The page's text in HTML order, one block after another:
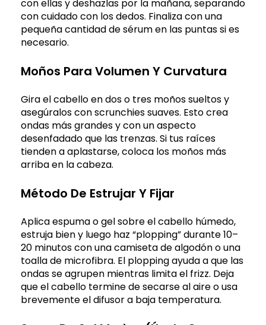
con ellas y deshazlas por la mañana, separando
con cuidado con los dedos. Finaliza con una
pequeña cantidad de sérum en las puntas si es
necesario.
Moños Para Volumen Y Curvatura
Gira el cabello en dos o tres moños sueltos y
asegúralos con scrunchies suaves. Esto crea
ondas más grandes y con un aspecto
desenfadado que las trenzas. Si tus raíces
tienden a aplastarse, coloca los moños más
arriba en la cabeza.
Método De Estrujar Y Fijar
Aplica espuma o gel sobre el cabello húmedo,
estruja bien y luego haz “plopping” durante 10–
20 minutos con una camiseta de algodón o una
toalla de microfibra. El plopping ayuda a que las
ondas se agrupen mientras limita el frizz. Deja
que el cabello termine de secarse al aire o usa
brevemente el difusor a baja temperatura.